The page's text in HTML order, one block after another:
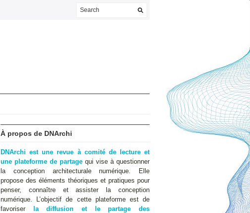
À propos de DNArchi
DNArchi est une revue à comité de lecture et
une plateforme de partage qui vise à questionner
la conception architecturale numérique. Elle
propose des éléments théoriques et pratiques pour
penser, connaître et assister la conception
numérique. L’objectif de cette plateforme est de
favoriser
la diffusion et le partage des